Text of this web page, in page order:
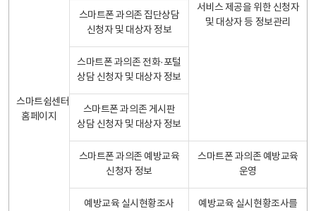
스마트쉼센터
홈페이지
서비스 제공을 위한 신청자
및 대상자 등 정보관리
스마트폰 과의존 집단상담
신청자 및 대상자 정보
스마트폰 과의존 전화·포털
상담 신청자 및 대상자 정보
스마트폰 과의존 게시판
상담 신청자 및 대상자 정보
스마트폰 과의존 예방교육
신청자 정보
스마트폰 과의존 예방교육
운영
예방교육 실시현황조사
예방교육 실시현황조사를